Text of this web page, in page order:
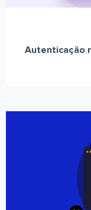
Autenticação